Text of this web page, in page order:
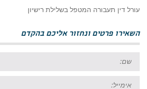
עורל דין תעבורה המטפל בשלילת רישיון
השאירו פרטים ונחזור אליכם בהקדם